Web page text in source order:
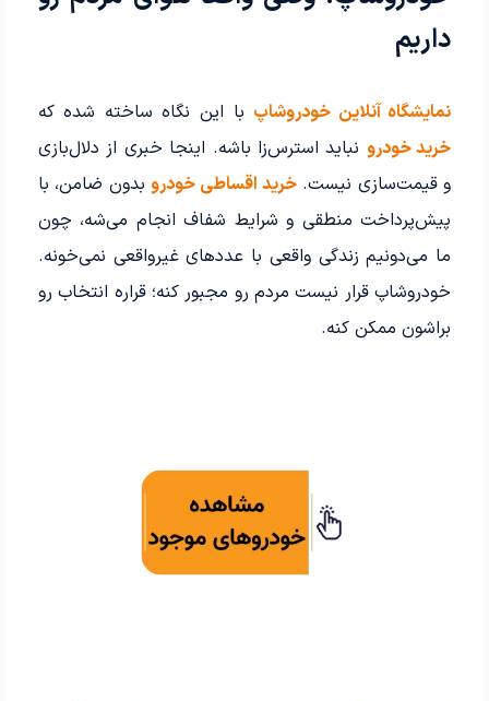
داریم
نمایشگاه آنلاین خودروشاپ با این نگاه ساخته شده که
خرید خودرو نباید استرس‌زا باشه. اینجا خبری از دلال‌بازی
و قیمت‌سازی نیست.خرید اقساطی خودروبدون ضامن، با
پیش‌پرداخت منطقی و شرایط شفاف انجام می‌شه، چون
ما می‌دونیم زندگی واقعی با عددهای غیرواقعی نمی‌خونه.
خودروشاپ قرار نیست مردم رو مجبور کنه؛ قراره انتخاب رو
براشون ممکن کنه.